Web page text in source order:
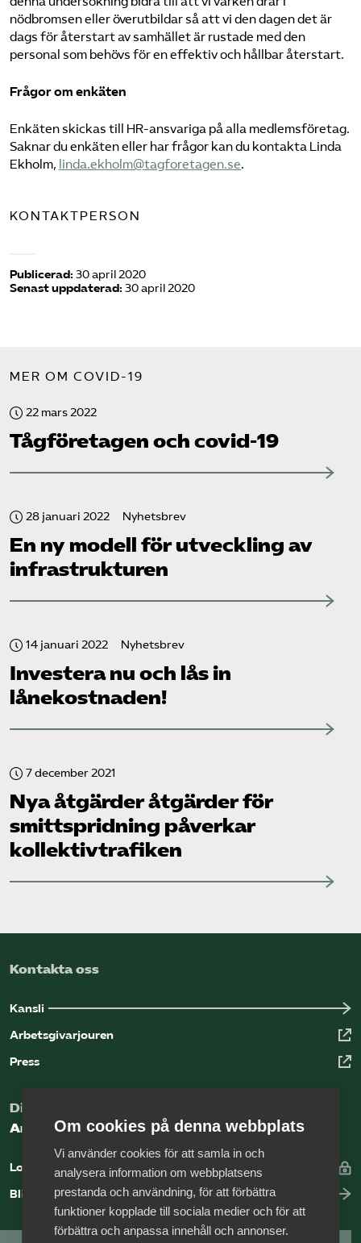
nödbromsen eller överutbildar så att vi den dagen det är
dags för återstart av samhället är rustade med den
personal som behövs för en effektiv och hållbar återstart.
Frågor om enkäten
Enkäten skickas till HR-ansvariga på alla medlemsföretag.
Saknar du enkäten eller har frågor kan du kontakta Linda
Ekholm, linda.ekholm@tagforetagen.se.
KONTAKTPERSON
Publicerad: 30 april 2020
Senast uppdaterad: 30 april 2020
MER OM COVID-19
22 mars 2022
Tåg­företagen och covid-19
28 januari 2022 Nyhetsbrev
En ny modell för utveckling av
infrastrukturen
14 januari 2022 Nyhetsbrev
Investera nu och lås in
lånekostnaden!
7 december 2021
Nya åtgärder åtgärder för
smittspridning påverkar
kollektiv­trafiken
Kontakta oss
Kansli
Arbetsgivarjouren
Press
Digital kunskapsbank för arbetsgivare
Arbetsgivarguiden
Logga in
Bli medlem
Om cookies på denna webbplats
Vi använder cookies för att samla in och
analysera information om webbplatsens
prestanda och användning, för att förbättra
funktioner kopplade till sociala medier och för att
förbättra och anpassa innehåll och annonser.